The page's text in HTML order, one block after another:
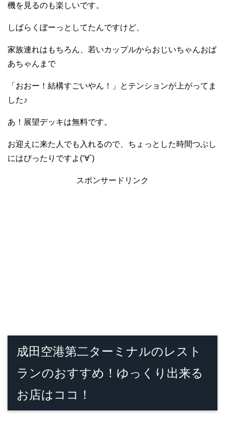
機を見るのも楽しいです。
しばらくぼーっとしてたんですけど、
家族連れはもちろん、若いカップルからおじいちゃんおば
あちゃんまで
「おおー！結構すごいやん！」とテンションが上がってま
した♪
あ！展望デッキは無料です。
お迎えに来た人でも入れるので、ちょっとした時間つぶし
にはぴったりですよ(‘∀`)
スポンサードリンク
成田空港第二ターミナルのレスト
ランのおすすめ！ゆっくり出来る
お店はココ！